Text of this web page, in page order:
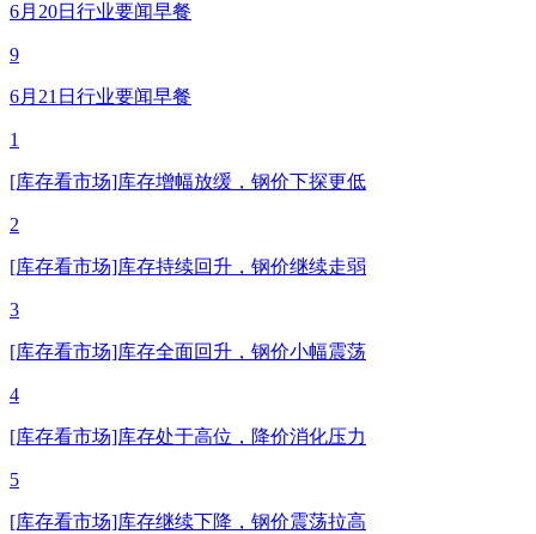
6月20日行业要闻早餐
9
6月21日行业要闻早餐
1
[库存看市场]库存增幅放缓，钢价下探更低
2
[库存看市场]库存持续回升，钢价继续走弱
3
[库存看市场]库存全面回升，钢价小幅震荡
4
[库存看市场]库存处于高位，降价消化压力
5
[库存看市场]库存继续下降，钢价震荡拉高